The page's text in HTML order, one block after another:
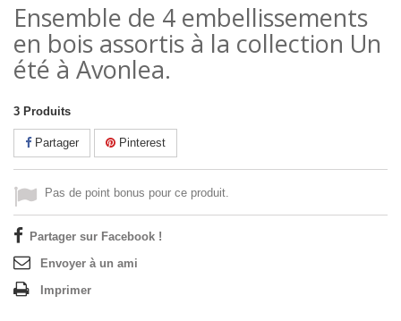
Ensemble de 4 embellissements
en bois assortis à la collection Un
été à Avonlea.
3 Produits
Partager Pinterest
Pas de point bonus pour ce produit.
Partager sur Facebook !
Envoyer à un ami
Imprimer